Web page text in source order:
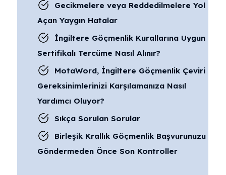
Gecikmelere veya Reddedilmelere Yol
Açan Yaygın Hatalar
İngiltere Göçmenlik Kurallarına Uygun
Sertifikalı Tercüme Nasıl Alınır?
MotaWord, İngiltere Göçmenlik Çeviri
Gereksinimlerinizi Karşılamanıza Nasıl
Yardımcı Oluyor?
Sıkça Sorulan Sorular
Birleşik Krallık Göçmenlik Başvurunuzu
Göndermeden Önce Son Kontroller